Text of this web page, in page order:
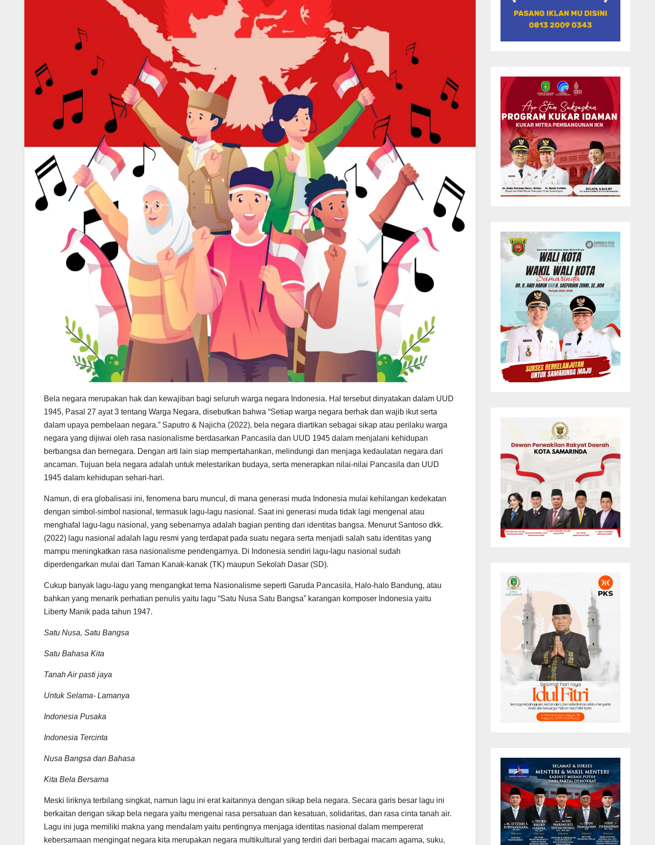
Bela negara merupakan hak dan kewajiban bagi seluruh warga negara Indonesia. Hal tersebut dinyatakan dalam UUD
1945, Pasal 27 ayat 3 tentang Warga Negara, disebutkan bahwa “Setiap warga negara berhak dan wajib ikut serta
dalam upaya pembelaan negara.” Saputro & Najicha (2022), bela negara diartikan sebagai sikap atau perilaku warga
negara yang dijiwai oleh rasa nasionalisme berdasarkan Pancasila dan UUD 1945 dalam menjalani kehidupan
berbangsa dan bernegara. Dengan arti lain siap mempertahankan, melindungi dan menjaga kedaulatan negara dari
ancaman. Tujuan bela negara adalah untuk melestarikan budaya, serta menerapkan nilai-nilai Pancasila dan UUD
1945 dalam kehidupan sehari-hari.
Namun, di era globalisasi ini, fenomena baru muncul, di mana generasi muda Indonesia mulai kehilangan kedekatan
dengan simbol-simbol nasional, termasuk lagu-lagu nasional. Saat ini generasi muda tidak lagi mengenal atau
menghafal lagu-lagu nasional, yang sebenarnya adalah bagian penting dari identitas bangsa. Menurut Santoso dkk.
(2022) lagu nasional adalah lagu resmi yang terdapat pada suatu negara serta menjadi salah satu identitas yang
mampu meningkatkan rasa nasionalisme pendengarnya. Di Indonesia sendiri lagu-lagu nasional sudah
diperdengarkan mulai dari Taman Kanak-kanak (TK) maupun Sekolah Dasar (SD).
Cukup banyak lagu-lagu yang mengangkat tema Nasionalisme seperti Garuda Pancasila, Halo-halo Bandung, atau
bahkan yang menarik perhatian penulis yaitu lagu “Satu Nusa Satu Bangsa” karangan komposer Indonesia yaitu
Liberty Manik pada tahun 1947.
Satu Nusa, Satu Bangsa
Satu Bahasa Kita
Tanah Air pasti jaya
Untuk Selama- Lamanya
Indonesia Pusaka
Indonesia Tercinta
Nusa Bangsa dan Bahasa
Kita Bela Bersama
Meski liriknya terbilang singkat, namun lagu ini erat kaitannya dengan sikap bela negara. Secara garis besar lagu ini
berkaitan dengan sikap bela negara yaitu mengenai rasa persatuan dan kesatuan, solidaritas, dan rasa cinta tanah air.
Lagu ini juga memiliki makna yang mendalam yaitu pentingnya menjaga identitas nasional dalam mempererat
kebersamaan mengingat negara kita merupakan negara multikultural yang terdiri dari berbagai macam agama, suku,